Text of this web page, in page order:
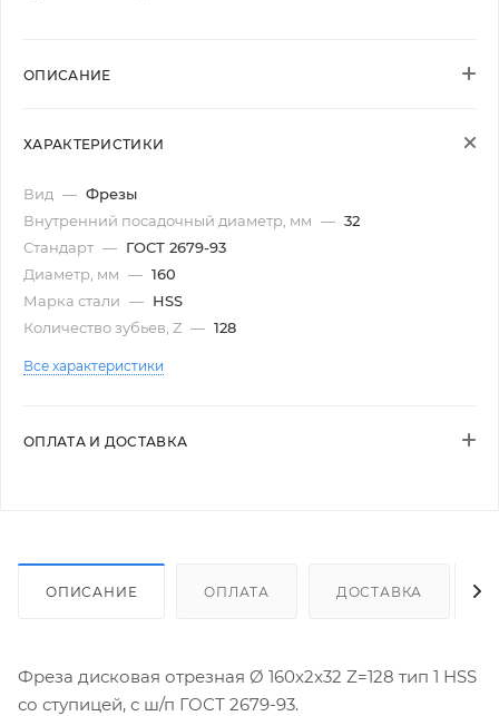
ОПИСАНИЕ
ХАРАКТЕРИСТИКИ
Вид — Фрезы
Внутренний посадочный диаметр, мм — 32
Стандарт — ГОСТ 2679-93
Диаметр, мм — 160
Марка стали — HSS
Количество зубьев, Z — 128
Все характеристики
ОПЛАТА И ДОСТАВКА
ОПИСАНИЕ ОПЛАТА ДОСТАВКА
Фреза дисковая отрезная Ø 160х2х32 Z=128 тип 1 HSS
со ступицей, с ш/п ГОСТ 2679-93.